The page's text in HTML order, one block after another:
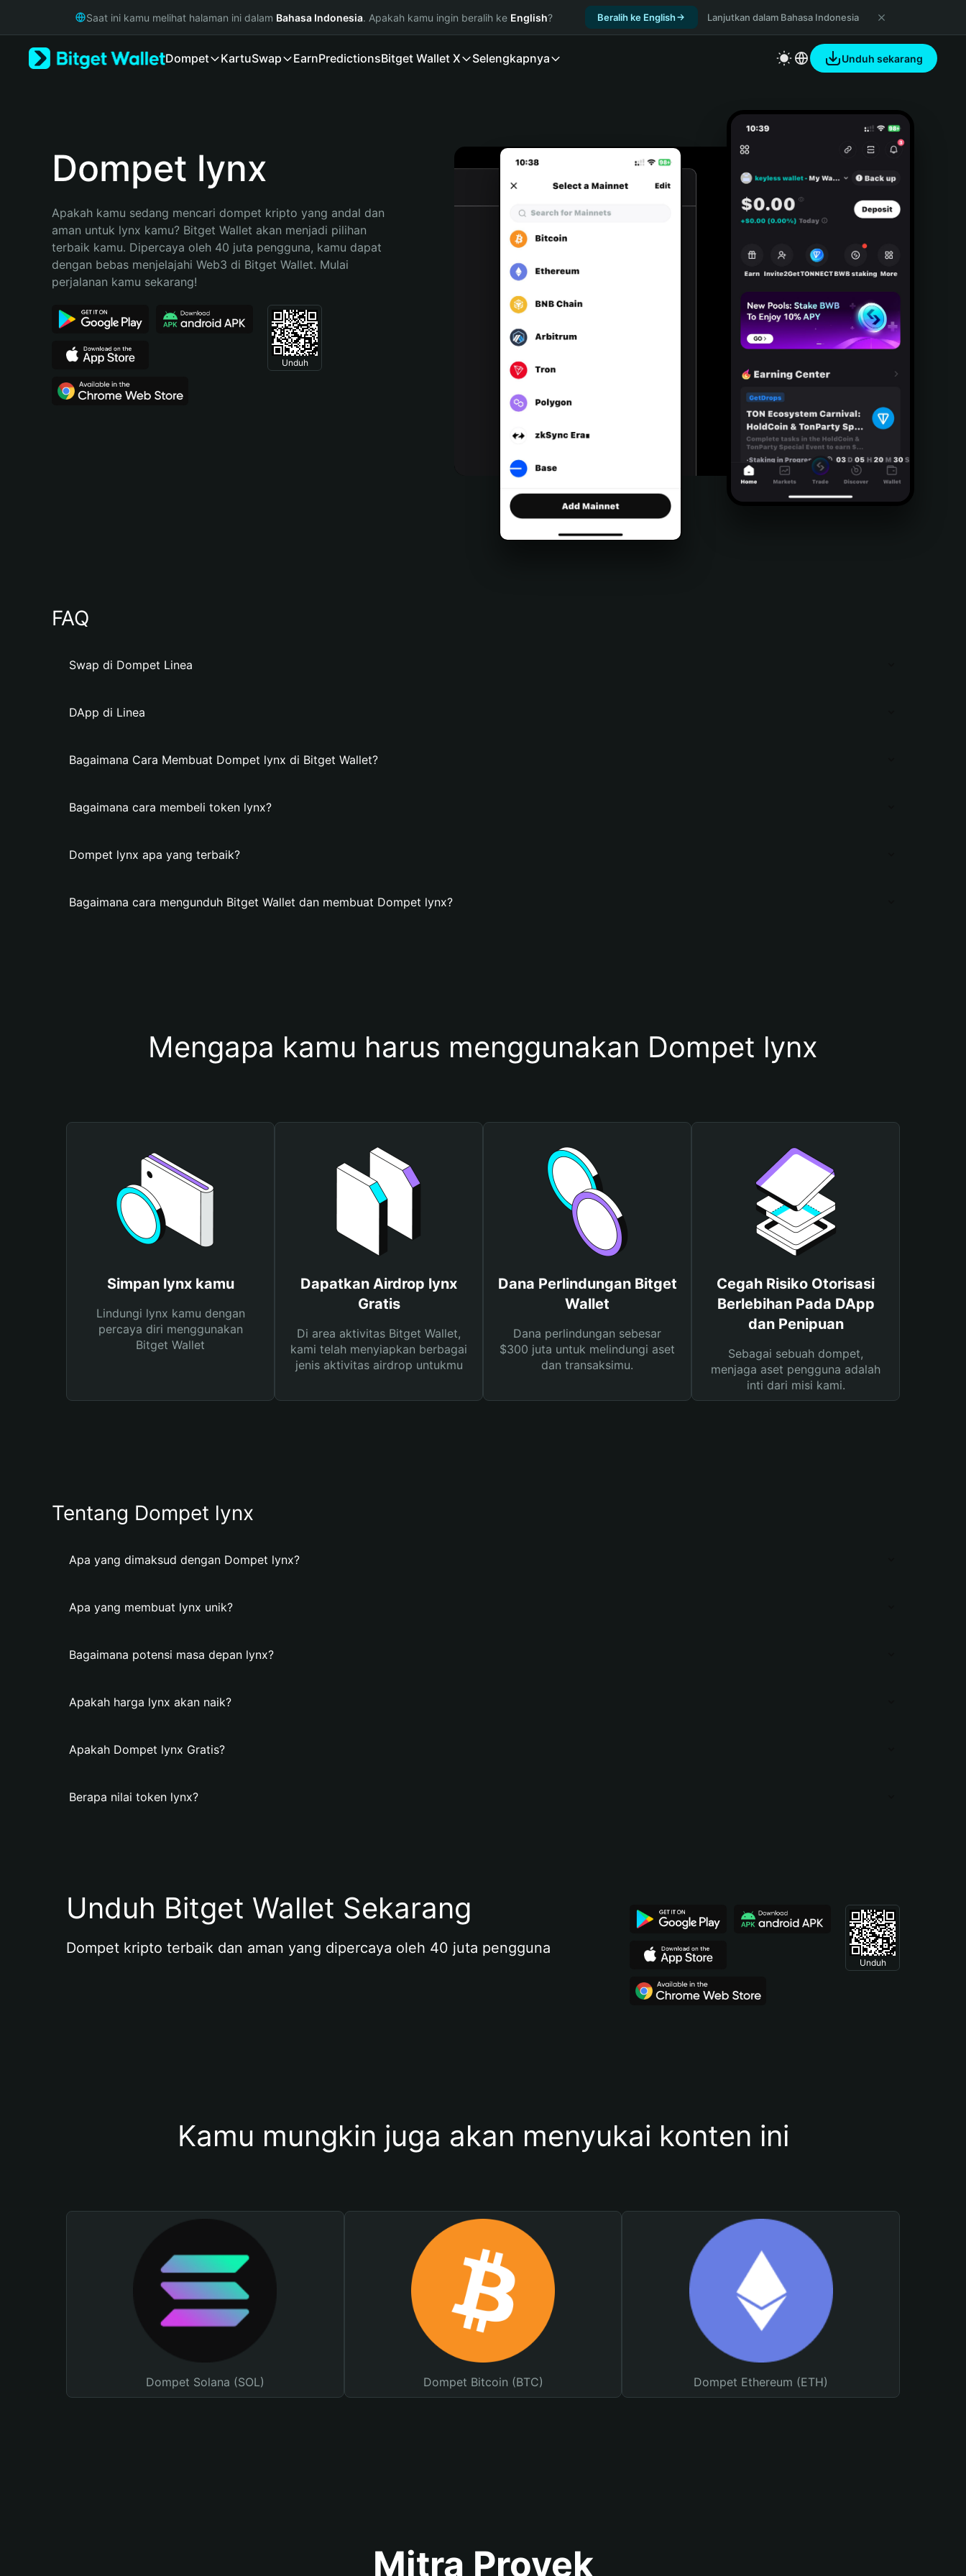
Русский
Bahasa Indonesia
Español (Argentina)
Saat ini kamu melihat halaman ini dalam Bahasa Indonesia. Apakah kamu ingin beralih ke English? Beralih ke English Lanjutkan dalam Bahasa Indonesia
Dompet KartuSwap EarnPredictionsBitget Wallet X Selengkapnya Unduh sekarang
Dompet lynx
Apakah kamu sedang mencari dompet kripto yang andal dan
aman untuk lynx kamu? Bitget Wallet akan menjadi pilihan
terbaik kamu. Dipercaya oleh 40 juta pengguna, kamu dapat
dengan bebas menjelajahi Web3 di Bitget Wallet. Mulai
perjalanan kamu sekarang!
Unduh
FAQ
Swap di Dompet Linea
DApp di Linea
Bagaimana Cara Membuat Dompet lynx di Bitget Wallet?
Bagaimana cara membeli token lynx?
Dompet lynx apa yang terbaik?
Bagaimana cara mengunduh Bitget Wallet dan membuat Dompet lynx?
Mengapa kamu harus menggunakan Dompet lynx
Simpan lynx kamu
Lindungi lynx kamu dengan
percaya diri menggunakan
Bitget Wallet
Dapatkan Airdrop lynx
Gratis
Di area aktivitas Bitget Wallet,
kami telah menyiapkan berbagai
jenis aktivitas airdrop untukmu
Dana Perlindungan Bitget
Wallet
Dana perlindungan sebesar
$300 juta untuk melindungi aset
dan transaksimu.
Cegah Risiko Otorisasi
Berlebihan Pada DApp
dan Penipuan
Sebagai sebuah dompet,
menjaga aset pengguna adalah
inti dari misi kami.
Tentang Dompet lynx
Apa yang dimaksud dengan Dompet lynx?
Apa yang membuat lynx unik?
Bagaimana potensi masa depan lynx?
Apakah harga lynx akan naik?
Apakah Dompet lynx Gratis?
Berapa nilai token lynx?
Unduh Bitget Wallet Sekarang
Dompet kripto terbaik dan aman yang dipercaya oleh 40 juta pengguna
Unduh
Kamu mungkin juga akan menyukai konten ini
Dompet Solana (SOL) Dompet Bitcoin (BTC) Dompet Ethereum (ETH)
Mitra Proyek